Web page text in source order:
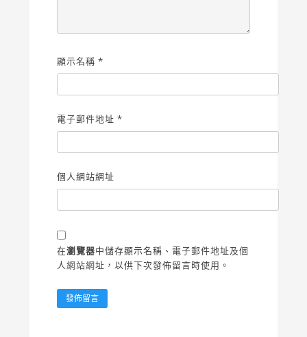
顯示名稱 *
電子郵件地址 *
個人網站網址
在瀏覽器中儲存顯示名稱、電子郵件地址及個
人網站網址，以供下次發佈留言時使用。